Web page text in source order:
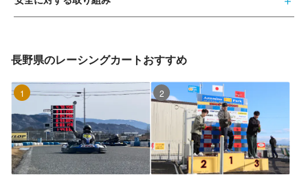
長野県のレーシングカートおすすめ
1位 2位